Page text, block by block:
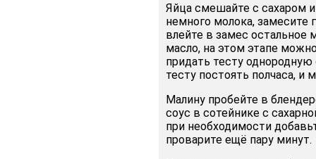
Яйца смешайте с сахаром
немного молока, замесите
влейте в замес остальное
масло, на этом этапе
придать тесту
тесту постоять полчаса,
Малину пробейте в
соус в сотейнике с
при необходимости
проварите ещё пару минут.